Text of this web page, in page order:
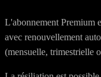
L'abonnement Premium
avec renouvellement
(mensuelle, trimestrielle